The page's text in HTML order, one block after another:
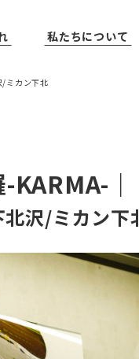
私たちについて
/ミカン下北
｜
北沢/ミカン下